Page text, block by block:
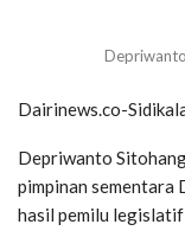
Dairinews.co-
Depriwanto
pimpinan sementara
hasil pemilu